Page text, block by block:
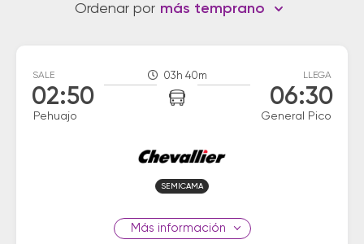
Ordenar por más temprano
SALE
02:50
Pehuajo
03h 40m LLEGA
06:30
General Pico
SEMICAMA
información